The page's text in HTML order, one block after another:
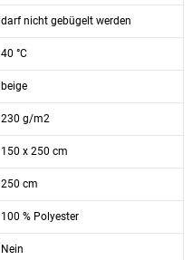
darf nicht gebügelt werden
40 °C
beige
230 g/m2
150 x 250 cm
250 cm
100 % Polyester
Nein